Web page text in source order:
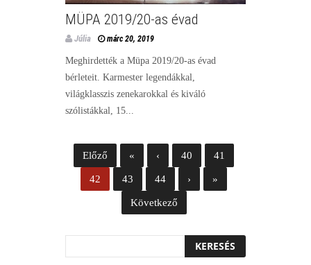
MÜPA 2019/20-as évad
Júlia márc 20, 2019
Meghirdették a Müpa 2019/20-as évad
bérleteit. Karmester legendákkal,
világklasszis zenekarokkal és kiváló
szólistákkal, 15...
Előző « ‹ 40 41
42 43 44 › »
Következő